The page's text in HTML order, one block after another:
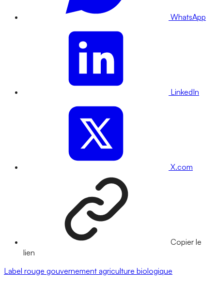
WhatsApp
LinkedIn
X.com
Copier le
lien
Label rouge gouvernement agriculture biologique